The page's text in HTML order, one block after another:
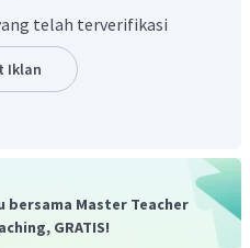
II untuk menguraikan
Nyatakan resultan gaya
arah percepatan benda,
telah terverifikasi
Iklan
bersama Master Teacher
GRATIS!